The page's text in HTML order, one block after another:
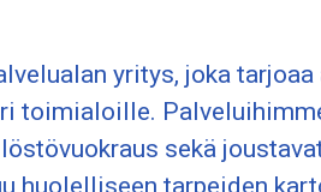
yritys, joka
toimialoille.
sekä
huolelliseen tarpeiden